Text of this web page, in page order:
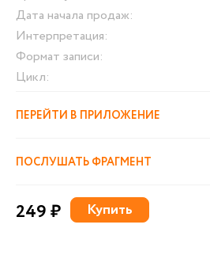
Дата начала продаж:
Интерпретация:
Формат записи:
Цикл:
ПЕРЕЙТИ В ПРИЛОЖЕНИЕ
ПОСЛУШАТЬ ФРАГМЕНТ
249 ₽ Купить